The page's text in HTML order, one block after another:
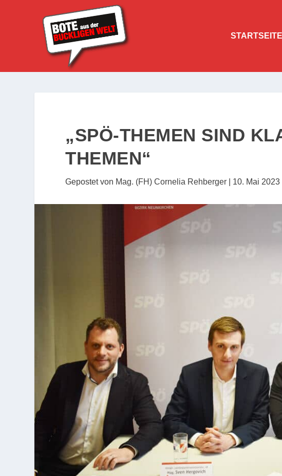
STARTSEITE
„SPÖ-THEMEN SIND
THEMEN“
Gepostet von Mag. (FH) Cornelia Rehberger 10. Mai 2023